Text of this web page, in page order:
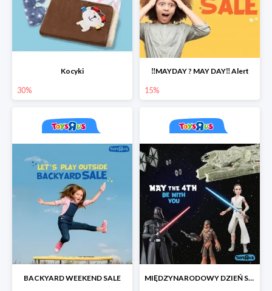
Kocyki
30%
‼️MAYDAY ? MAY DAY‼️ Alert
15%
BACKYARD WEEKEND SALE MIĘDZYNARODOWY DZIEŃ STAR WARS